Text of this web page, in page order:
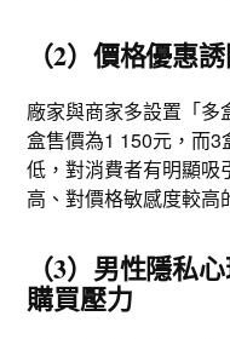
（2）價格優惠
廠家與商家多設置「多
盒售價為1 150元，而
低，對消費者有明顯吸
高、對價格敏感度較高
（3）男性隱私
購買壓力